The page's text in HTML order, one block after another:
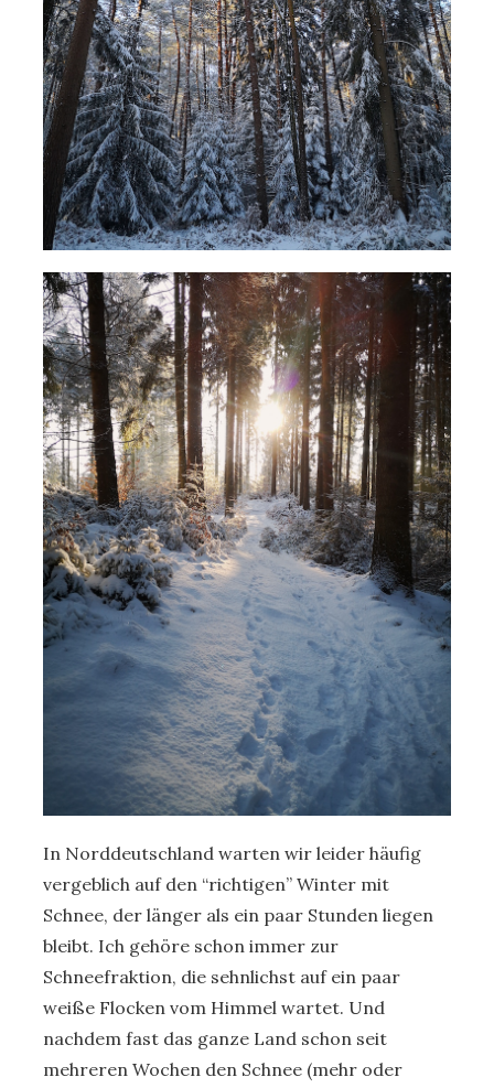
In Norddeutschland warten wir leider häufig
vergeblich auf den “richtigen” Winter mit
Schnee, der länger als ein paar Stunden liegen
bleibt. Ich gehöre schon immer zur
Schneefraktion, die sehnlichst auf ein paar
weiße Flocken vom Himmel wartet. Und
nachdem fast das ganze Land schon seit
mehreren Wochen den Schnee (mehr oder